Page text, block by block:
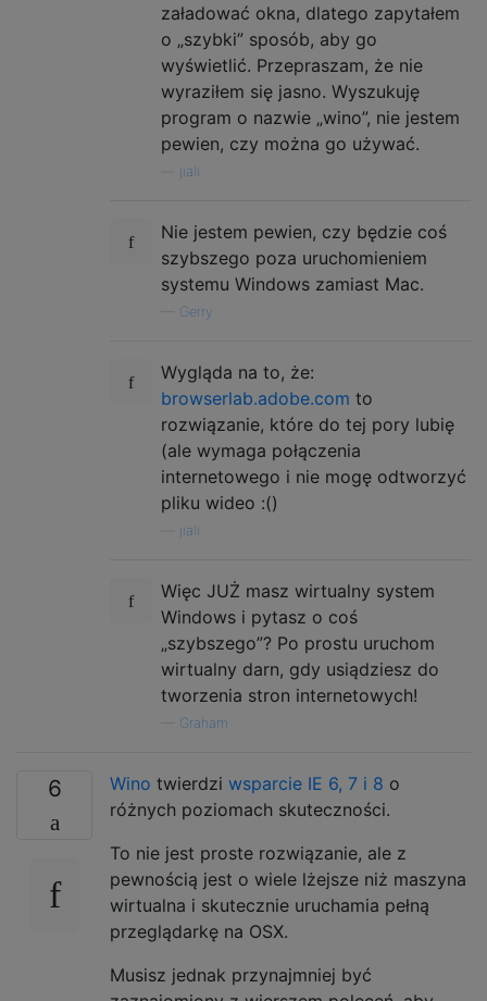
załadować okna, dlatego zapytałem
o „szybki” sposób, aby go
wyświetlić. Przepraszam, że nie
wyraziłem się jasno. Wyszukuję
program o nazwie „wino”, nie jestem
pewien, czy można go używać.
jiali
Nie jestem pewien, czy będzie coś
szybszego poza uruchomieniem
systemu Windows zamiast Mac.
Gerry
Wygląda na to, że:
browserlab.adobe.com to
rozwiązanie, które do tej pory lubię
(ale wymaga połączenia
internetowego i nie mogę odtworzyć
pliku wideo :()
jiali
Więc JUŻ masz wirtualny system
Windows i pytasz o coś
„szybszego”? Po prostu uruchom
wirtualny darn, gdy usiądziesz do
tworzenia stron internetowych!
Graham
6 Wino twierdzi wsparcie IE 6, 7 i 8 o
różnych poziomach skuteczności.
To nie jest proste rozwiązanie, ale z
pewnością jest o wiele lżejsze niż maszyna
wirtualna i skutecznie uruchamia pełną
przeglądarkę na OSX.
Musisz jednak przynajmniej być